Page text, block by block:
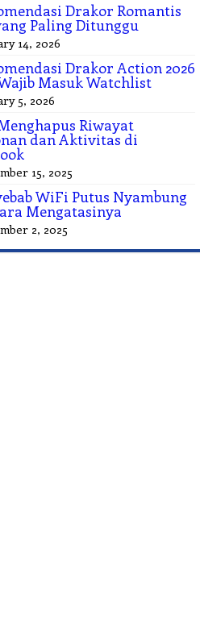
Drakor Romantis
Paling Ditunggu
14, 2026
Drakor Action 2026
Masuk Watchlist
5, 2026
Riwayat
dan Aktivitas di
15, 2025
WiFi Putus Nyambung
Mengatasinya
2, 2025